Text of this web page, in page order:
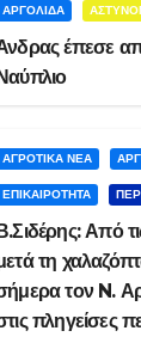
ΑΡΓΟΛΙΔΑ
έπεσε
ΑΓΡΟΤΙΚΑ ΝΕΑ
ΕΠΙΚΑΙΡΟΤΗΤΑ
Από
τη
τον N.
πληγείσες